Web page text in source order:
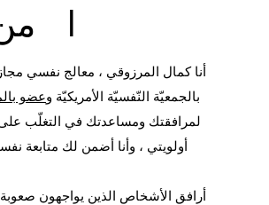
من أنا؟ I
أنا كمال المرزوقي ، معالج نفسي
بالجمعيّة النّفسيّة الأمريكيّة وعضو
لمرافقتك ومساعدتك في التغلّب
أولويتي ، وأنا أضمن لك متابعة
أرافق الأشخاص الذين يواجهون صعوبة